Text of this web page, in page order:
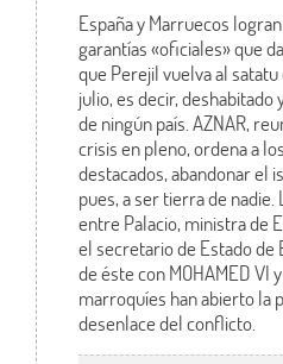
España y Marruecos
garantías «oficiales» que
que Perejil vuelva al satatu
julio, es decir,
de ningún país. AZNAR,
crisis en pleno, ordena a
destacados, abandonar el
pues, a ser tierra de nadie.
entre Palacio, ministra de
el secretario de Estado de
de éste con MOHAMED VI
marroquíes han abierto la
desenlace del conflicto.